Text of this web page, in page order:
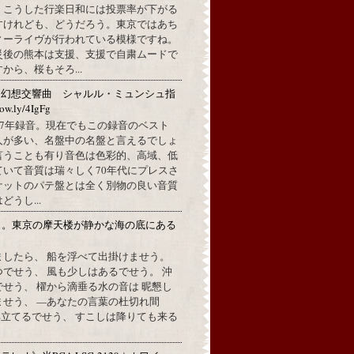
うした行楽日和には投票率が下がる
れども、どうだろう。東京ではあち
ライヴが行われている模様ですね。
の熊本は支援、支援で自粛ムードで
ら、桜もそろ...
想交響曲 シャルル・ミュンシュ指
4IgFg
年録音。現在でもこの録音のベスト
多い、名盤中の名盤と言えるでしょ
ことも有り音色は色彩的、高域、低
て音質は瑞々しく70年代にプレスさ
トのパテ盤とは全く別物の良い音質
うし...
東京の摩天楼が静かな海の底にある
たら、 船を浮べて出掛けませう。
せう、 風も少しはあるでせう。 沖
う、 櫂から滴垂る水の音は 昵懇し
せう、 —あなたの言葉の杜切れ間
てるでせう、 すこしは降りても来る